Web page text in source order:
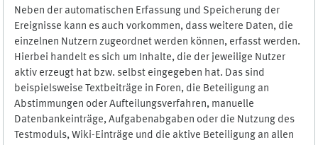
Neben der automatischen Erfassung und Speicherung der
Ereignisse kann es auch vorkommen, dass weitere Daten, die
einzelnen Nutzern zugeordnet werden können, erfasst werden.
Hierbei handelt es sich um Inhalte, die der jeweilige Nutzer
aktiv erzeugt hat bzw. selbst eingegeben hat. Das sind
beispielsweise Textbeiträge in Foren, die Beteiligung an
Abstimmungen oder Aufteilungsverfahren, manuelle
Datenbankeinträge, Aufgabenabgaben oder die Nutzung des
Testmoduls, Wiki-Einträge und die aktive Beteiligung an allen